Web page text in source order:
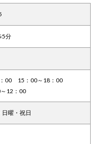
5分
：00 15：00～18：00
～12：00
曜・祝日